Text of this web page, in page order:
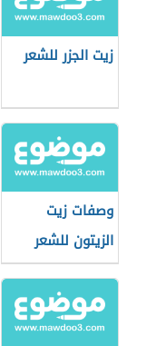
زيت الجزر للشعر
وصفات زيت
الزيتون للشعر